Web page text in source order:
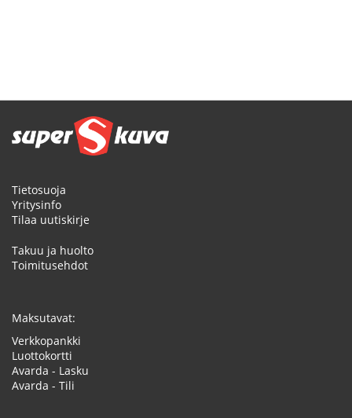
Tietosuoja
Yritysinfo
Tilaa uutiskirje
Takuu ja huolto
Toimitusehdot
Maksutavat:
Verkkopankki
Luottokortti
Avarda - Lasku
Avarda - Tili